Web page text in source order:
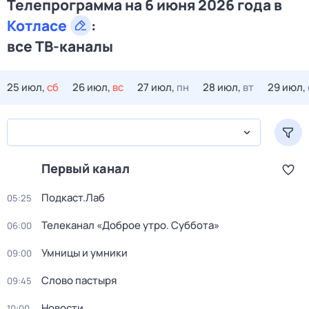
Телепрограмма на 6 июня 2026 года в
Котласе
:
все ТВ-каналы
25 июл,сб 26 июл, вс 27 июл, пн 28 июл, вт 29 июл,
Первый канал
05:25 Подкаст.Лаб
06:00 Телеканал «Доброе утро. Суббота»
09:00 Умницы и умники
09:45 Слово пастыря